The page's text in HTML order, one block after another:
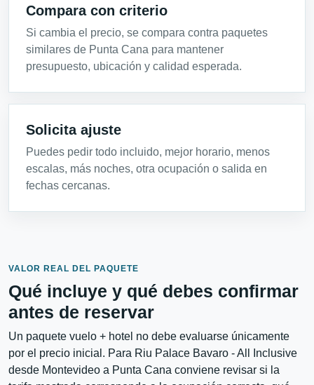
Compara con criterio
Si cambia el precio, se compara contra paquetes
similares de Punta Cana para mantener
presupuesto, ubicación y calidad esperada.
Solicita ajuste
Puedes pedir todo incluido, mejor horario, menos
escalas, más noches, otra ocupación o salida en
fechas cercanas.
VALOR REAL DEL PAQUETE
Qué incluye y qué debes confirmar
antes de reservar
Un paquete vuelo + hotel no debe evaluarse únicamente
por el precio inicial. Para Riu Palace Bavaro - All Inclusive
desde Montevideo a Punta Cana conviene revisar si la